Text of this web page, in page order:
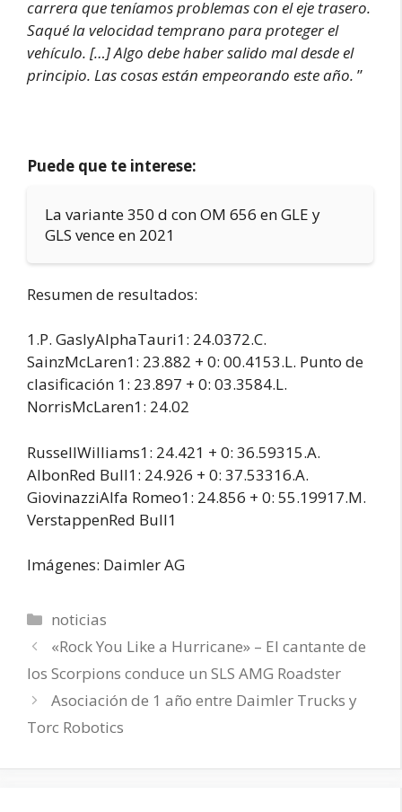
carrera que teníamos problemas con el eje trasero.
Saqué la velocidad temprano para proteger el
vehículo. […] Algo debe haber salido mal desde el
principio. Las cosas están empeorando este año. ”
Puede que te interese:
La variante 350 d con OM 656 en GLE y
GLS vence en 2021
Resumen de resultados:
1.P. GaslyAlphaTauri1: 24.0372.C.
SainzMcLaren1: 23.882 + 0: 00.4153.L. Punto de
clasificación 1: 23.897 + 0: 03.3584.L.
NorrisMcLaren1: 24.02
RussellWilliams1: 24.421 + 0: 36.59315.A.
AlbonRed Bull1: 24.926 + 0: 37.53316.A.
GiovinazziAlfa Romeo1: 24.856 + 0: 55.19917.M.
VerstappenRed Bull1
Imágenes: Daimler AG
Categorías
noticias
«Rock You Like a Hurricane» – El cantante de
los Scorpions conduce un SLS AMG Roadster
Asociación de 1 año entre Daimler Trucks y
Torc Robotics